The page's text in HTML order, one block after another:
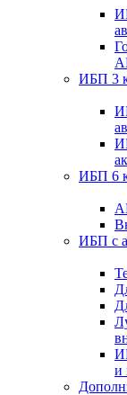
ИБП 3
ИБП 6
ИБП с
и